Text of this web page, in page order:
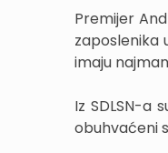
Premijer
zaposlenika
imaju
Iz SDLSN-a
obuhvaćeni